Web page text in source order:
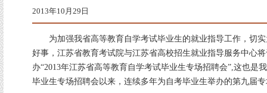
2013年10月29日
为加强我省高等教育自学考试毕业生的就业指导工作，切
好事，江苏省教育考试院与江苏省高校招生就业指导服务中心
办“2013年江苏省高等教育自学考试毕业生专场招聘会”,这也是
毕业生专场招聘会以来，连续多年为自考毕业生举办的第九届